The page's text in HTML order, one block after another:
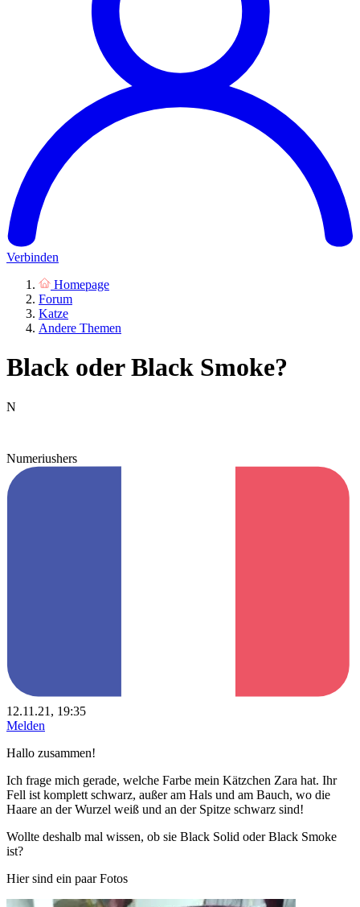
Verbinden
Homepage
Forum
Katze
Andere Themen
Black oder Black Smoke?
N
Numeriushers
12.11.21, 19:35
Melden
Hallo zusammen!
Ich frage mich gerade, welche Farbe mein Kätzchen Zara hat. Ihr
Fell ist komplett schwarz, außer am Hals und am Bauch, wo die
Haare an der Wurzel weiß und an der Spitze schwarz sind!
Wollte deshalb mal wissen, ob sie Black Solid oder Black Smoke
ist?
Hier sind ein paar Fotos